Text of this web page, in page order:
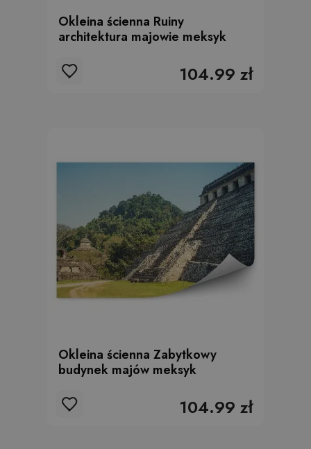
Okleina ścienna Ruiny
architektura majowie meksyk
104.99 zł
Okleina ścienna Zabytkowy
budynek majów meksyk
104.99 zł